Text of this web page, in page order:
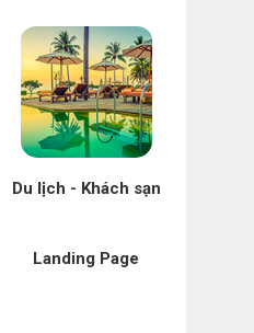
Du lịch - Khách sạn
Landing Page